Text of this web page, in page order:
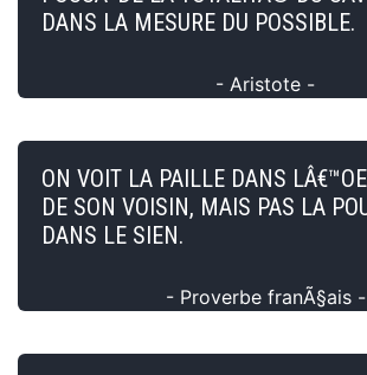
DANS LA MESURE DU POSSIBLE.
- Aristote -
ON VOIT LA PAILLE DANS
DE SON VOISIN, MAIS PAS LA
DANS LE SIEN.
- Proverbe franÃ§ais -